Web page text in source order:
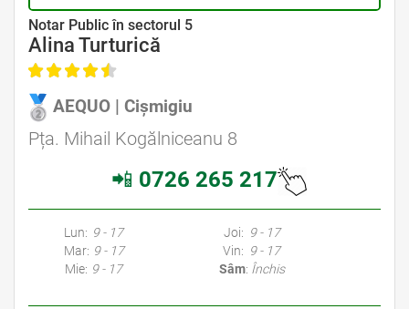
Avocat Specializat în Drept Civil • Avocat Specializat în Dreptul Familiei
Notar Public în sectorul 5
Alina Turturică
AEQUO | Cișmigiu
Pța. Mihail Kogălniceanu 8
📲 0726 265 217
Avocati Bucuresti • Cabinete Avocatura Bucuresti • Avocati Specializati Bucuresti • Avocat Bun Bucuresti • Avocat Bucuresti • Bucuresti Avocat • Avocat
Lun: 9 - 17
Mar: 9 - 17
Mie: 9 - 17
Joi: 9 - 17
Vin: 9 - 17
Sâm: Închis